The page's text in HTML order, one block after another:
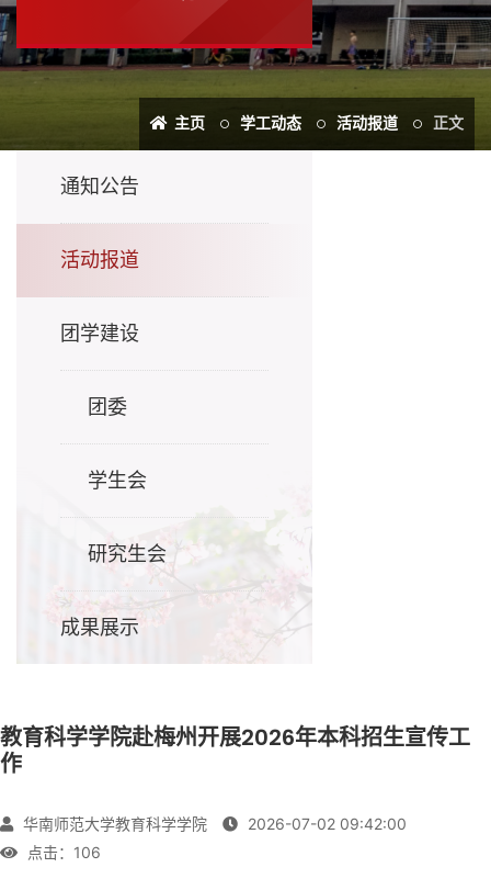
主页 学工动态 活动报道 正文
通知公告
活动报道
团学建设
团委
学生会
研究生会
成果展示
教育科学学院赴梅州开展2026年本科招生宣传工
作
华南师范大学教育科学学院
2026-07-02 09:42:00
点击： 106